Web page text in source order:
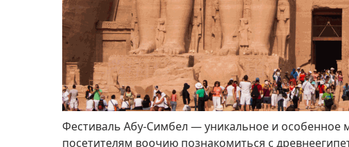
Фестиваль Абу-Симбел — уникальное и особенное
посетителям воочию познакомиться с